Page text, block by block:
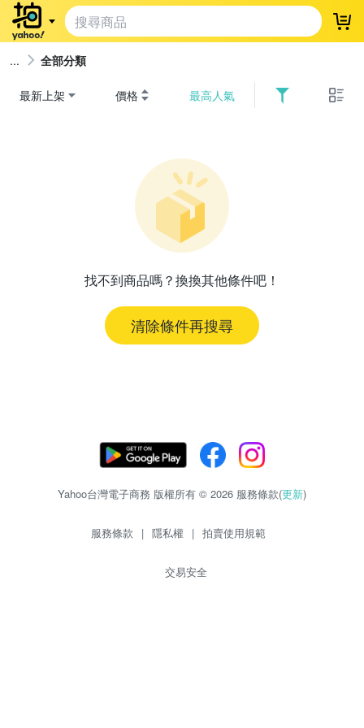
登
全部分類
最新上架 價格 最高人氣
找不到商品嗎？換換其他條件吧！
清除條件再搜尋
Yahoo台灣電子商務 版權所有 © 2026 服務條款(更新)
服務條款 | 隱私權 | 拍賣使用規範
交易安全